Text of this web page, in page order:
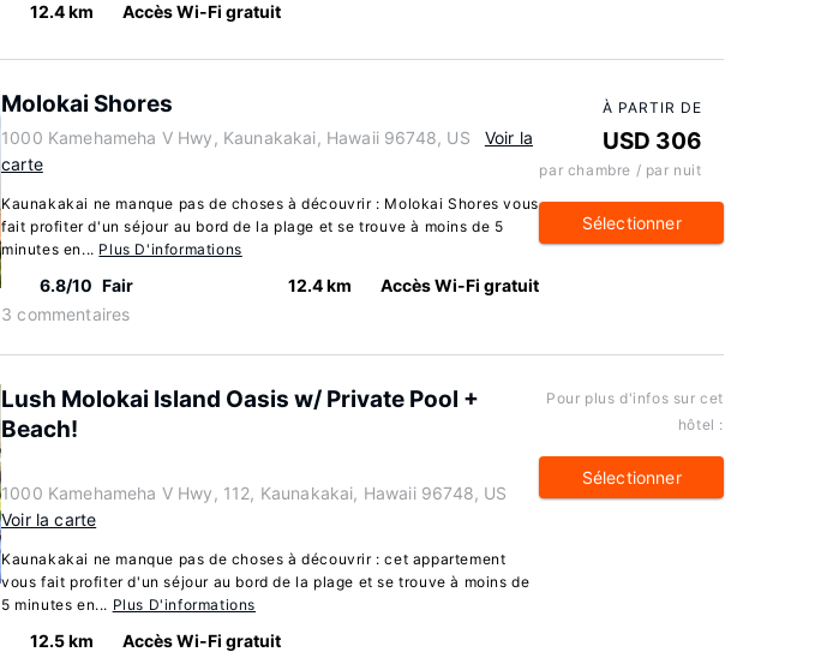
12.4 km Accès Wi-Fi gratuit
Molokai Shores
1000 Kamehameha V Hwy, Kaunakakai, Hawaii 96748, US
Voir la
carte
Kaunakakai ne manque pas de choses à découvrir : Molokai Shores vous
fait profiter d'un séjour au bord de la plage et se trouve à moins de 5
minutes en... Plus D'informations
6.8/10 Fair
3 commentaires
12.4 km Accès Wi-Fi gratuit
À PARTIR DE
USD 306
par chambre / par nuit
Sélectionner
Lush Molokai Island Oasis w/ Private Pool +
Beach!
1000 Kamehameha V Hwy, 112, Kaunakakai, Hawaii 96748, US
Voir la carte
Kaunakakai ne manque pas de choses à découvrir : cet appartement
vous fait profiter d'un séjour au bord de la plage et se trouve à moins de
5 minutes en... Plus D'informations
12.5 km Accès Wi-Fi gratuit
Pour plus d'infos sur cet
hôtel :
Sélectionner